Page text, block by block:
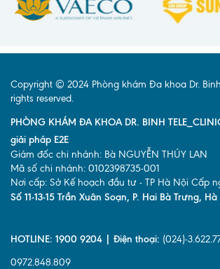
Copyright © 2024 Phòng khám Đa khoa Dr.
rights reserved.
PHÒNG KHÁM ĐA KHOA DR. BINH
giải pháp E2E
Giám đốc chi nhánh: Bà NGUYỄN THÚY LAN
Mã số chi nhánh: 0102398735-001
Nơi cấp: Sở Kế hoạch đầu tư - TP Hà Nội Cấp
Số 11-13-15 Trần Xuân Soạn, P. Hai Bà Trưng,
HOTLINE: 1900 9204 | Điện thoại: (024)-
0972.848.809